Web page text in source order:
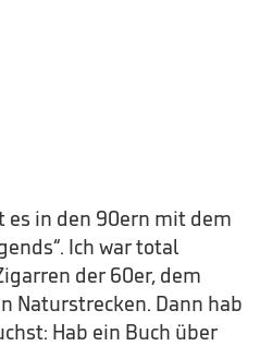
es in den 90ern mit dem
Ich war total
der 60er, dem
Naturstrecken. Dann hab
Hab ein Buch über